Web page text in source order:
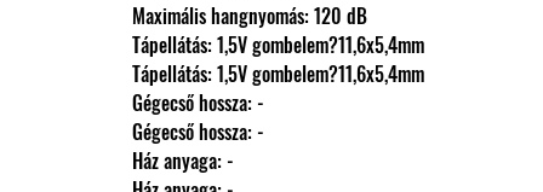
                Maximális hangnyomás: 120 dB
                Tápellátás: 1,5V gombelem?11,6x5,4mm
                Tápellátás: 1,5V gombelem?11,6x5,4mm
                Gégecső hossza: -
                Gégecső hossza: -
                Ház anyaga: -